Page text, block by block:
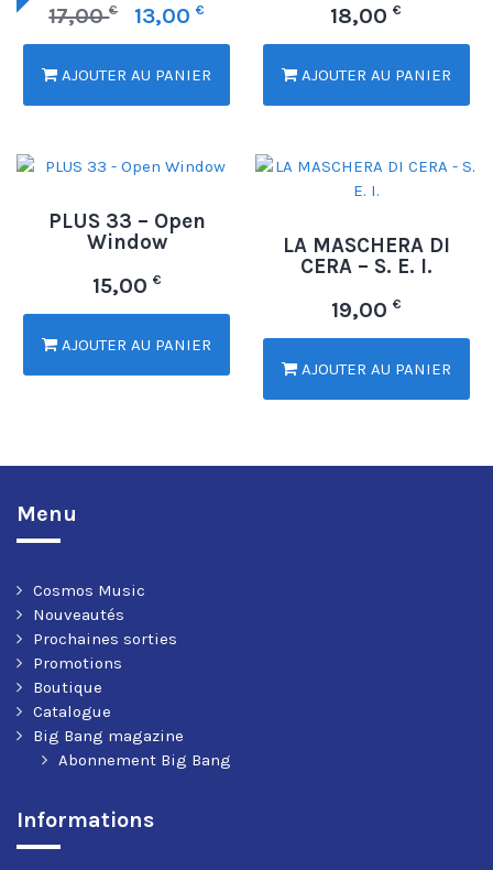
17,00€ 13,00€
AJOUTER AU PANIER
18,00€
AJOUTER AU PANIER
PLUS 33 – Open
Window
15,00 €
AJOUTER AU PANIER
LA MASCHERA DI
CERA – S. E. I.
19,00 €
AJOUTER AU PANIER
Menu
Cosmos Music
Nouveautés
Prochaines sorties
Promotions
Boutique
Catalogue
Big Bang magazine
Abonnement Big Bang
Informations